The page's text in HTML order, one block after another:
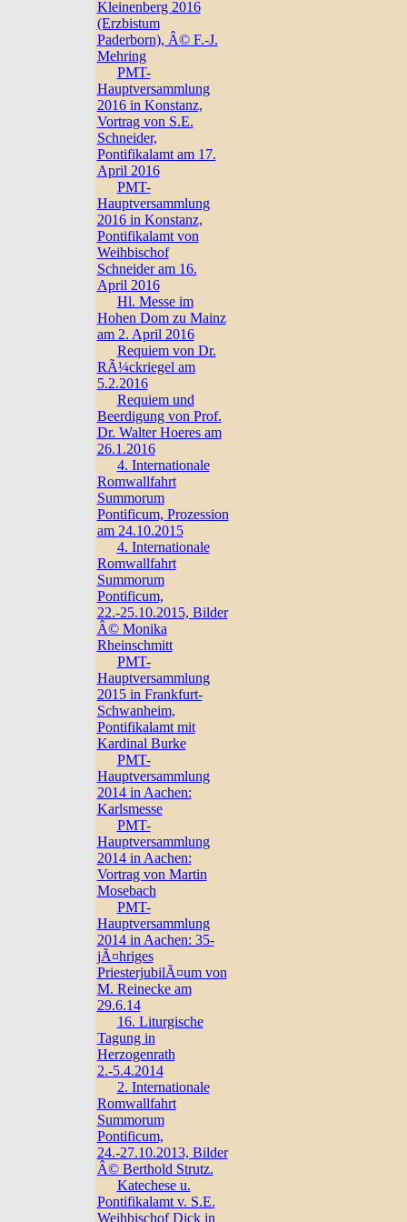
Kleinenberg 2016
(Erzbistum
Paderborn), Â© F.-J.
Mehring
PMT-
Hauptversammlung
2016 in Konstanz,
Vortrag von S.E.
Schneider,
Pontifikalamt am 17.
April 2016
PMT-
Hauptversammlung
2016 in Konstanz,
Pontifikalamt von
Weihbischof
Schneider am 16.
April 2016
Hl. Messe im
Hohen Dom zu Mainz
am 2. April 2016
Requiem von Dr.
RÃ¼ckriegel am
5.2.2016
Requiem und
Beerdigung von Prof.
Dr. Walter Hoeres am
26.1.2016
4. Internationale
Romwallfahrt
Summorum
Pontificum, Prozession
am 24.10.2015
4. Internationale
Romwallfahrt
Summorum
Pontificum,
22.-25.10.2015, Bilder
Â© Monika
Rheinschmitt
PMT-
Hauptversammlung
2015 in Frankfurt-
Schwanheim,
Pontifikalamt mit
Kardinal Burke
PMT-
Hauptversammlung
2014 in Aachen:
Karlsmesse
PMT-
Hauptversammlung
2014 in Aachen:
Vortrag von Martin
Mosebach
PMT-
Hauptversammlung
2014 in Aachen: 35-
jÃ¤hriges
PriesterjubilÃ¤um von
M. Reinecke am
29.6.14
16. Liturgische
Tagung in
Herzogenrath
2.-5.4.2014
2. Internationale
Romwallfahrt
Summorum
Pontificum,
24.-27.10.2013, Bilder
Â© Berthold Strutz.
Katechese u.
Pontifikalamt v. S.E.
Weihbischof Dick in